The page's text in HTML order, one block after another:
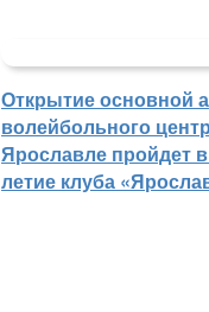
Открытие основной
волейбольного
Ярославле пройдет
летие клуба